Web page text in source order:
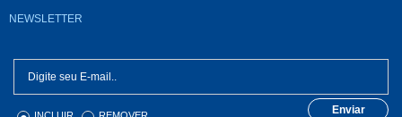
NEWSLETTER
Enviar